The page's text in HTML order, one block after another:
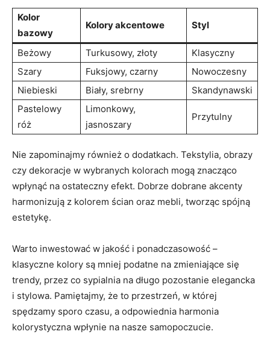
Kolor
bazowy
Kolory akcentowe Styl
Beżowy Turkusowy, złoty
Klasyczny
Szary
Fuksjowy, czarny
Nowoczesny
Niebieski
Biały, srebrny
Skandynawski
Pastelowy
róż
Limonkowy,
jasnoszary
Przytulny
Nie zapominajmy również o dodatkach. Tekstylia, obrazy
czy dekoracje w wybranych kolorach mogą znacząco
wpłynąć na ostateczny efekt. Dobrze dobrane akcenty
harmonizują z kolorem ścian oraz mebli, tworząc spójną
estetykę.
Warto inwestować w jakość i ponadczasowość –
klasyczne kolory są mniej podatne na zmieniające się
trendy, przez co sypialnia na długo pozostanie elegancka
i stylowa. Pamiętajmy, że to przestrzeń, w której
spędzamy sporo czasu, a odpowiednia harmonia
kolorystyczna wpłynie na nasze samopoczucie.